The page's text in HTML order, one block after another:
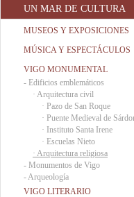
UN MAR DE CULTURA
MUSEOS Y EXPOSICIONES
MÚSICA Y ESPECTÁCULOS
VIGO MONUMENTAL
- Edificios emblemáticos
· Arquitectura civil
· Pazo de San Roque
· Puente Medieval de
· Instituto Santa Irene
· Escuelas Nieto
· Arquitectura religiosa
- Monumentos de Vigo
-Arqueología
VIGO LITERARIO